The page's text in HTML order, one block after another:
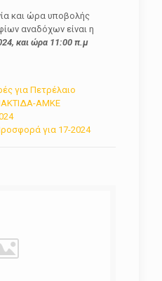
και ώρα υποβολής
αναδόχων είναι η
και ώρα 11:00 π.μ
για Πετρέλαιο
ΑΜΚΕ
για 17-2024